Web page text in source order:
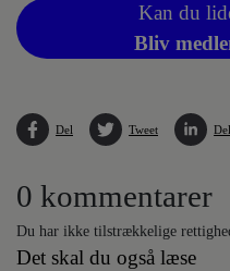
Kan du
Bliv
Del Tweet Del
0 kommentarer
Du har ikke tilstrækkelige
Det skal du også læse